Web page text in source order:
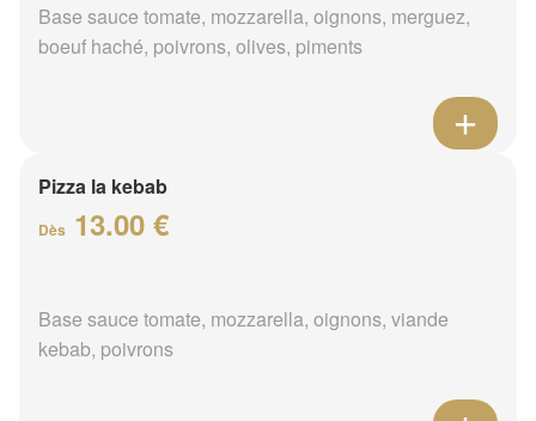
Base sauce tomate, mozzarella, oignons, merguez,
boeuf haché, poivrons, olives, piments
Pizza la kebab
Dès 13.00 €
Base sauce tomate, mozzarella, oignons, viande
kebab, poivrons